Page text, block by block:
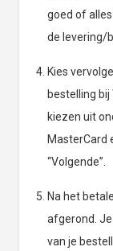
goed of
de levering/
Kies
bestelling
kiezen uit
MasterCard
“Volgende”.
Na het
afgerond.
van je